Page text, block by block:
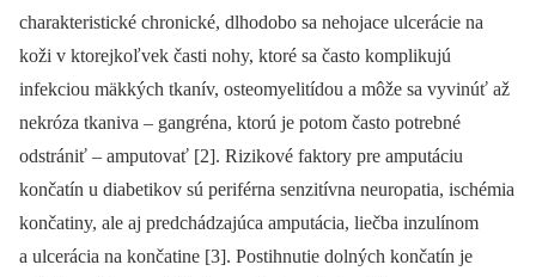
charakteristické chronické, dlhodobo sa nehojace ulcerácie na
koži v ktorejkoľvek časti nohy, ktoré sa často komplikujú
infekciou mäkkých tkanív, osteomyelitídou a môže sa vyvinúť až
nekróza tkaniva –⁠ gangréna, ktorú je potom často potrebné
odstrániť –⁠ amputovať [2]. Rizikové faktory pre amputáciu
končatín u diabetikov sú periférna senzitívna neuropatia, ischémia
končatiny, ale aj predchádzajúca amputácia, liečba inzulínom
a ulcerácia na končatine [3]. Postihnutie dolných končatín je